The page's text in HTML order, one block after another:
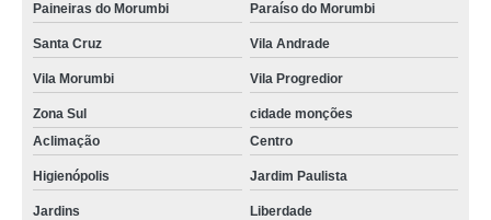
Paineiras do Morumbi Paraíso do Morumbi
Santa Cruz Vila Andrade
Vila Morumbi Vila Progredior
Zona Sul
cidade monções
Aclimação
Centro
Higienópolis Jardim Paulista
Jardins Liberdade